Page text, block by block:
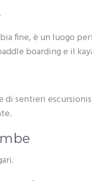
fine, è un luogo
boarding e il
sentieri